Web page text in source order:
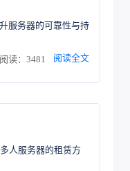
服务器的可靠性与持
阅读：3481 阅读全文
人服务器的租赁方